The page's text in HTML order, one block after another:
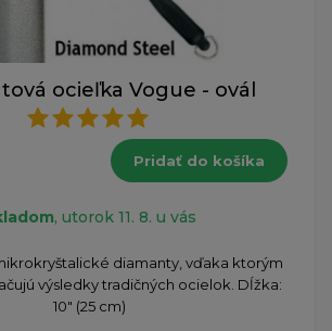
ocieľka Vogue - ovál
Pridať do košíka
, utorok 11. 8. u vás
diamanty, vďaka ktorým
výsledky tradičných ocielok. Dĺžka:
10" (25 cm)